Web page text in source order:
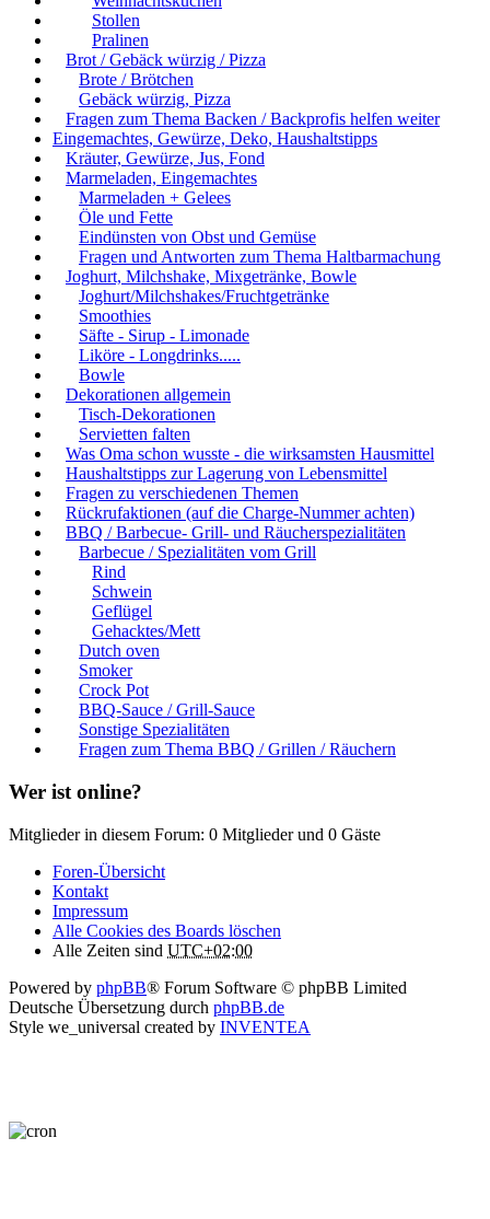
Stollen
Pralinen
Brot / Gebäck würzig / Pizza
Brote / Brötchen
Gebäck würzig, Pizza
Fragen zum Thema Backen / Backprofis helfen weiter
Eingemachtes, Gewürze, Deko, Haushaltstipps
Kräuter, Gewürze, Jus, Fond
Marmeladen, Eingemachtes
Marmeladen + Gelees
Öle und Fette
Eindünsten von Obst und Gemüse
Fragen und Antworten zum Thema Haltbarmachung
Joghurt, Milchshake, Mixgetränke, Bowle
Joghurt/Milchshakes/Fruchtgetränke
Smoothies
Säfte - Sirup - Limonade
Liköre - Longdrinks.....
Bowle
Dekorationen allgemein
Tisch-Dekorationen
Servietten falten
Was Oma schon wusste - die wirksamsten Hausmittel
Haushaltstipps zur Lagerung von Lebensmittel
Fragen zu verschiedenen Themen
Rückrufaktionen (auf die Charge-Nummer achten)
BBQ / Barbecue- Grill- und Räucherspezialitäten
Barbecue / Spezialitäten vom Grill
Rind
Schwein
Geflügel
Gehacktes/Mett
Dutch oven
Smoker
Crock Pot
BBQ-Sauce / Grill-Sauce
Sonstige Spezialitäten
Fragen zum Thema BBQ / Grillen / Räuchern
Wer ist online?
Mitglieder in diesem Forum: 0 Mitglieder und 0 Gäste
Foren-Übersicht
Kontakt
Impressum
Alle Cookies des Boards löschen
Alle Zeiten sind UTC+02:00
Powered by phpBB® Forum Software © phpBB Limited
Deutsche Übersetzung durch phpBB.de
Style we_universal created by INVENTEA